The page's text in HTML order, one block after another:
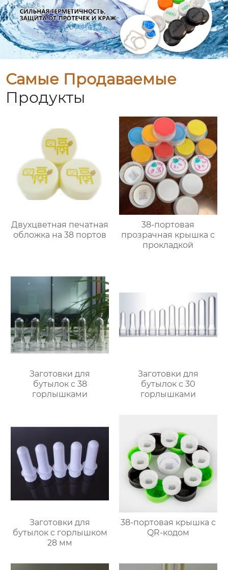
Самые Продаваемые
Продукты
Двухцветная печатная
обложка на 38 портов
38-портовая
прозрачная крышка с
прокладкой
Заготовки для
бутылок с 38
горлышками
Заготовки для
бутылок с 30
горлышками
Заготовки для
бутылок с горлышком
28 мм
38-портовая крышка с
QR-кодом